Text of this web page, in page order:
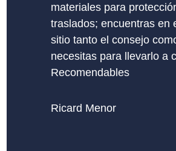
materiales para
traslados; encuentras en
sitio tanto el consejo
necesitas para llevarlo a
Recomendables
Ricard Menor